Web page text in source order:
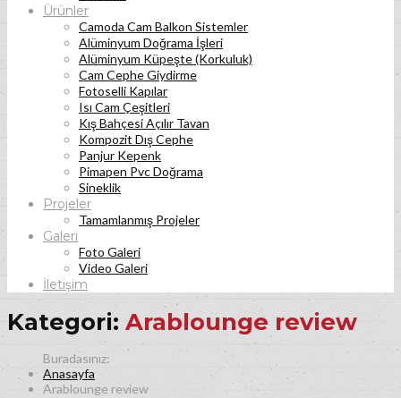
Ürünler
Camoda Cam Balkon Sistemler
Alüminyum Doğrama İşleri
Alüminyum Küpeşte (Korkuluk)
Cam Cephe Giydirme
Fotoselli Kapılar
Isı Cam Çeşitleri
Kış Bahçesi Açılır Tavan
Kompozit Dış Cephe
Panjur Kepenk
Pimapen Pvc Doğrama
Sineklik
Projeler
Tamamlanmış Projeler
Galeri
Foto Galeri
Video Galeri
İletişim
Kategori: Arablounge review
Anasayfa
Arablounge review